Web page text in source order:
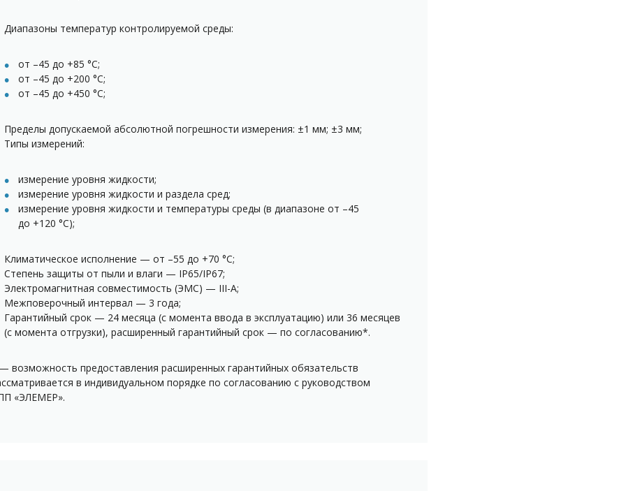
Диапазоны температур контролируемой среды:
от –45 до +85 °С;
от –45 до +200 °С;
от –45 до +450 °С;
Пределы допускаемой абсолютной погрешности измерения: ±1 мм; ±3 мм;
Типы измерений:
измерение уровня жидкости;
измерение уровня жидкости и раздела сред;
измерение уровня жидкости и температуры среды (в диапазоне от –45
до +120 °С);
Климатическое исполнение — от –55 до +70 °С;
Степень защиты от пыли и влаги — IP65/IP67;
Электромагнитная совместимость (ЭМС) — III-A;
Межповерочный интервал — 3 года;
Гарантийный срок — 24 месяца (с момента ввода в эксплуатацию) или 36 месяцев
(с момента отгрузки), расширенный гарантийный срок — по согласованию*.
возможность предоставления расширенных гарантийных обязательств
в индивидуальном порядке по согласованию с руководством
«ЭЛЕМЕР».